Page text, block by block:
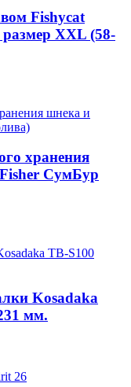
Fishycat
XXL (58-
хранения
СумБур
Kosadaka
мм.